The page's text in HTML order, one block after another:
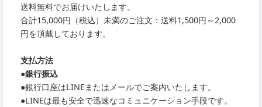
送料無料でお届けいたします。
合計15,000円（税込）未満のご注文：送料1,500円～2,000
円を頂戴しております。
支払方法
●銀行振込
●銀行口座はLINEまたはメールでご案内いたします。
●LINEは最も安全で迅速なコミュニケーション手段です。